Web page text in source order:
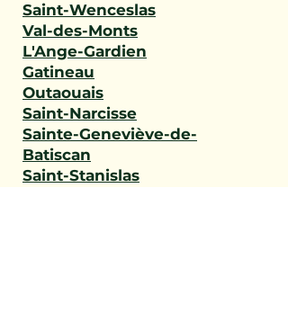
Saint-Wenceslas
Val-des-Monts
L'Ange-Gardien
Gatineau
Outaouais
Saint-Narcisse
Sainte-Geneviève-de-
Batiscan
Saint-Stanislas